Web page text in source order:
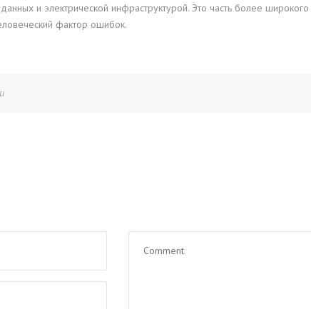
и электрической инфраструктурой. Это часть более
фактор ошибок.